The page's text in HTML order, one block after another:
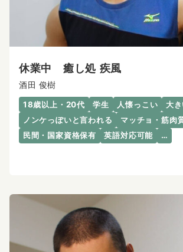
休業中 癒し処 疾風
酒田 俊樹
18歳以上・20代 学生 人懐っこい
大
ノンケっぽいと言われる
マッチョ・筋肉
民間・国家資格保有
英語対応可能 …